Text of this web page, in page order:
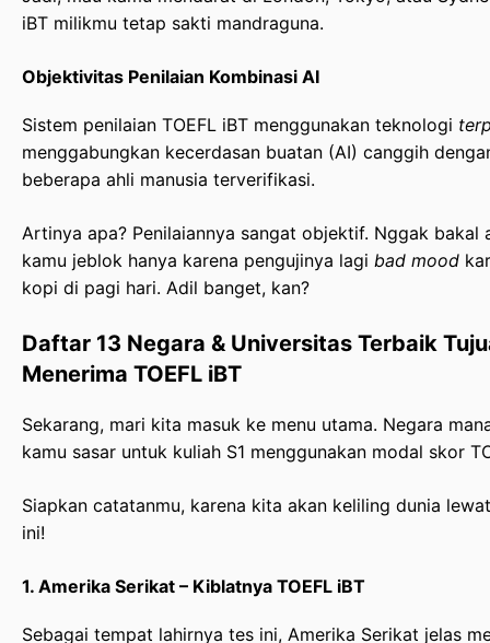
iBT milikmu tetap sakti mandraguna.
Objektivitas Penilaian Kombinasi AI
Sistem penilaian TOEFL iBT menggunakan teknologi
menggabungkan kecerdasan buatan (AI) canggih
beberapa ahli manusia terverifikasi.
Artinya apa? Penilaiannya sangat objektif. Nggak bakal
kamu jeblok hanya karena pengujinya lagi bad mood
kopi di pagi hari. Adil banget, kan?
Daftar 13 Negara & Universitas Terbaik
Menerima TOEFL iBT
Sekarang, mari kita masuk ke menu utama. Negara
kamu sasar untuk kuliah S1 menggunakan modal skor
Siapkan catatanmu, karena kita akan keliling dunia
ini!
1. Amerika Serikat – Kiblatnya TOEFL iBT
Sebagai tempat lahirnya tes ini, Amerika Serikat jelas